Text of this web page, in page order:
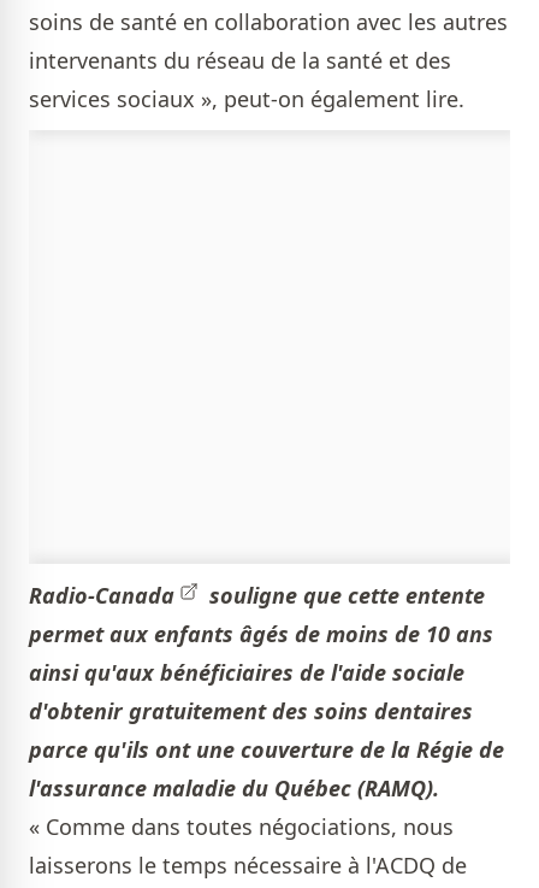
soins de santé en collaboration avec les autres
intervenants du réseau de la santé et des
services sociaux », peut-on également lire.
Radio-Canada
souligne que cette entente
permet aux enfants âgés de moins de 10 ans
ainsi qu'aux bénéficiaires de l'aide sociale
d'obtenir gratuitement des soins dentaires
parce qu'ils ont une couverture de la Régie de
l'assurance maladie du Québec (RAMQ).
« Comme dans toutes négociations, nous
laisserons le temps nécessaire à l'ACDQ de